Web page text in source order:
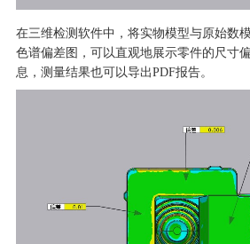
在三维检测软件中，将实物模型与原始数
色谱偏差图，可以直观地展示零件的尺寸
息，测量结果也可以导出PDF报告。